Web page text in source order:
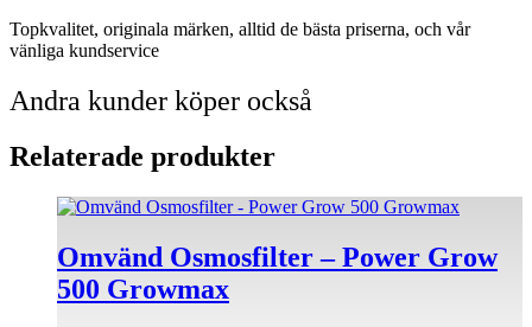
Topkvalitet, originala märken, alltid de bästa priserna, och vår
vänliga kundservice
Andra kunder köper också
Relaterade produkter
Omvänd Osmosfilter – Power Grow
500 Growmax